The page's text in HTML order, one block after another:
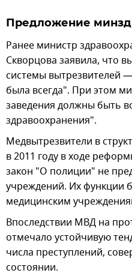
Предложение
Ранее министр
Скворцова заявила, что
системы вытрезвителей
была всегда". При этом
заведения должны быть
здравоохранения".
Медвытрезвители в
в 2011 году в ходе
закон "О полиции" не
учреждений. Их функции
медицинским
Впоследствии МВД на
отмечало устойчивую
числа преступлений,
состоянии.